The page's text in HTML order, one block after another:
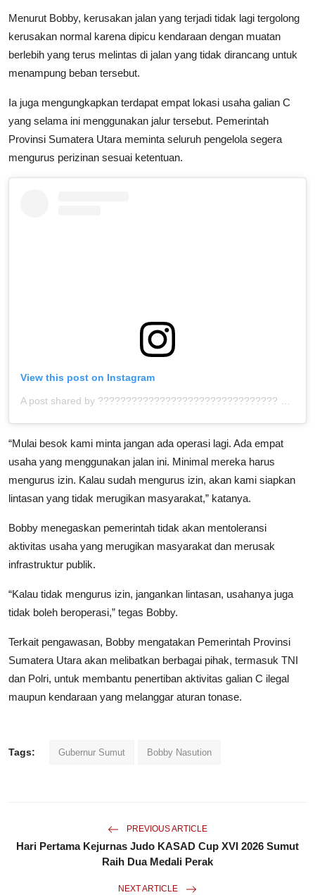
Menurut Bobby, kerusakan jalan yang terjadi tidak lagi tergolong
kerusakan normal karena dipicu kendaraan dengan muatan
berlebih yang terus melintas di jalan yang tidak dirancang untuk
menampung beban tersebut.
Ia juga mengungkapkan terdapat empat lokasi usaha galian C
yang selama ini menggunakan jalur tersebut. Pemerintah
Provinsi Sumatera Utara meminta seluruh pengelola segera
mengurus perizinan sesuai ketentuan.
View this post on Instagram
A post shared by ???????????????????????????????? ™ (@bolahita)
“Mulai besok kami minta jangan ada operasi lagi. Ada empat
usaha yang menggunakan jalan ini. Minimal mereka harus
mengurus izin. Kalau sudah mengurus izin, akan kami siapkan
lintasan yang tidak merugikan masyarakat,” katanya.
Bobby menegaskan pemerintah tidak akan mentoleransi
aktivitas usaha yang merugikan masyarakat dan merusak
infrastruktur publik.
“Kalau tidak mengurus izin, jangankan lintasan, usahanya juga
tidak boleh beroperasi,” tegas Bobby.
Terkait pengawasan, Bobby mengatakan Pemerintah Provinsi
Sumatera Utara akan melibatkan berbagai pihak, termasuk TNI
dan Polri, untuk membantu penertiban aktivitas galian C ilegal
maupun kendaraan yang melanggar aturan tonase.
Tags: Gubernur Sumut Bobby Nasution
PREVIOUS ARTICLE
Hari Pertama Kejurnas Judo KASAD Cup XVI 2026 Sumut
Raih Dua Medali Perak
NEXT ARTICLE